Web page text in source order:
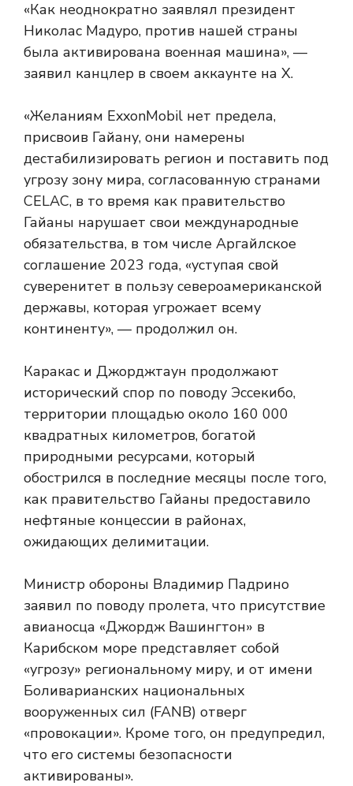
«Как неоднократно заявлял президент
Николас Мадуро, против нашей страны
была активирована военная машина», —
заявил канцлер в своем аккаунте на X.
«Желаниям ExxonMobil нет предела,
присвоив Гайану, они намерены
дестабилизировать регион и поставить под
угрозу зону мира, согласованную странами
CELAC, в то время как правительство
Гайаны нарушает свои международные
обязательства, в том числе Аргайлское
соглашение 2023 года, «уступая свой
суверенитет в пользу североамериканской
державы, которая угрожает всему
континенту», — продолжил он.
Каракас и Джорджтаун продолжают
исторический спор по поводу Эссекибо,
территории площадью около 160 000
квадратных километров, богатой
природными ресурсами, который
обострился в последние месяцы после того,
как правительство Гайаны предоставило
нефтяные концессии в районах,
ожидающих делимитации.
Министр обороны Владимир Падрино
заявил по поводу пролета, что присутствие
авианосца «Джордж Вашингтон» в
Карибском море представляет собой
«угрозу» региональному миру, и от имени
Боливарианских национальных
вооруженных сил (FANB) отверг
«провокации». Кроме того, он предупредил,
что его системы безопасности
активированы».